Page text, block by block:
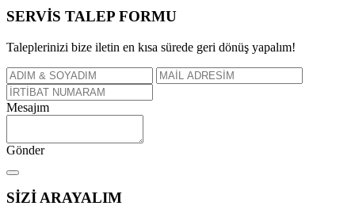
SERVİS TALEP FORMU
Taleplerinizi bize iletin en kısa sürede geri dönüş yapalım!
Mesajım
Gönder
SİZİARAYALIM